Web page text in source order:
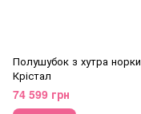
Полушубок з хутра норки
Крістал
74 599 грн